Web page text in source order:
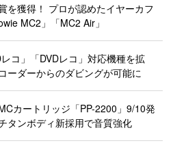
を獲得！ プロが認めたイヤーカフ
MC2」「MC2 Air」
コ」「DVDレコ」対応機種を拡
ーダーからのダビングが可能に
カートリッジ「PP-2200」9/10発
タンボディ新採用で音質強化